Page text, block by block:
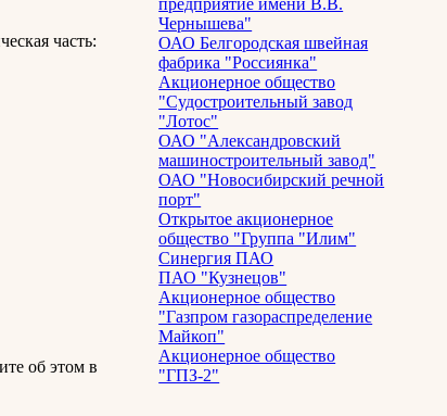
часть:
об этом в
предприятие имени В.В.
Чернышева"
ОАО Белгородская швейная
фабрика "Россиянка"
Акционерное общество
"Судостроительный завод
"Лотос"
ОАО "Александровский
машиностроительный завод"
ОАО "Новосибирский речной
порт"
Открытое акционерное
общество "Группа "Илим"
Синергия ПАО
ПАО "Кузнецов"
Акционерное общество
"Газпром газораспределение
Майкоп"
Акционерное общество
"ГПЗ-2"